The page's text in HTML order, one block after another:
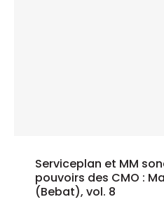
Serviceplan et MM
pouvoirs des CMO :
(Bebat), vol. 8